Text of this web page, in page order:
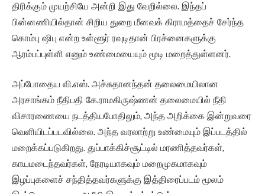
திரிக்கும் முயற்சியே அன்றி இது வேறில்லை. இந்தப்
பின்னணியில்தான் சிறிய துறை மீனவக் கிராமத்தைச் சேர்ந்த
கொம்பு ஷிபு என்ற உள்ளூர் ரவுடிதான் பிரச்னைகளுக்கு
ஆரம்பப்புள்ளி எனும் உண்மையையும் மூடி மறைத்துள்ளனர்.
அப்போதைய வி.எஸ். அச்சுதானந்தன் தலைமையிலான
அரசாங்கம் நீதிபதி கே.ராமகிருஷ்ணன் தலைமையில் நீதி
விசாரணையை நடத்தியபோதிலும், அந்த அறிக்கை இன்றுவரை
வெளியிடப்படவில்லை. அந்த வரலாற்று உண்மையும் இப்படத்தில்
மறைக்கப்படுகிறது. துப்பாக்கிச்சூட்டில் மரணித்தவர்கள்,
காயமடைந்தவர்கள், நேரடியாகவும் மறைமுகமாகவும்
இழப்புகளைச் சந்தித்தவர்களுக்கு இத்திரைப்படம் மூலம்